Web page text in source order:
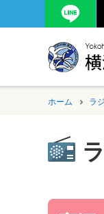
ホーム ラ